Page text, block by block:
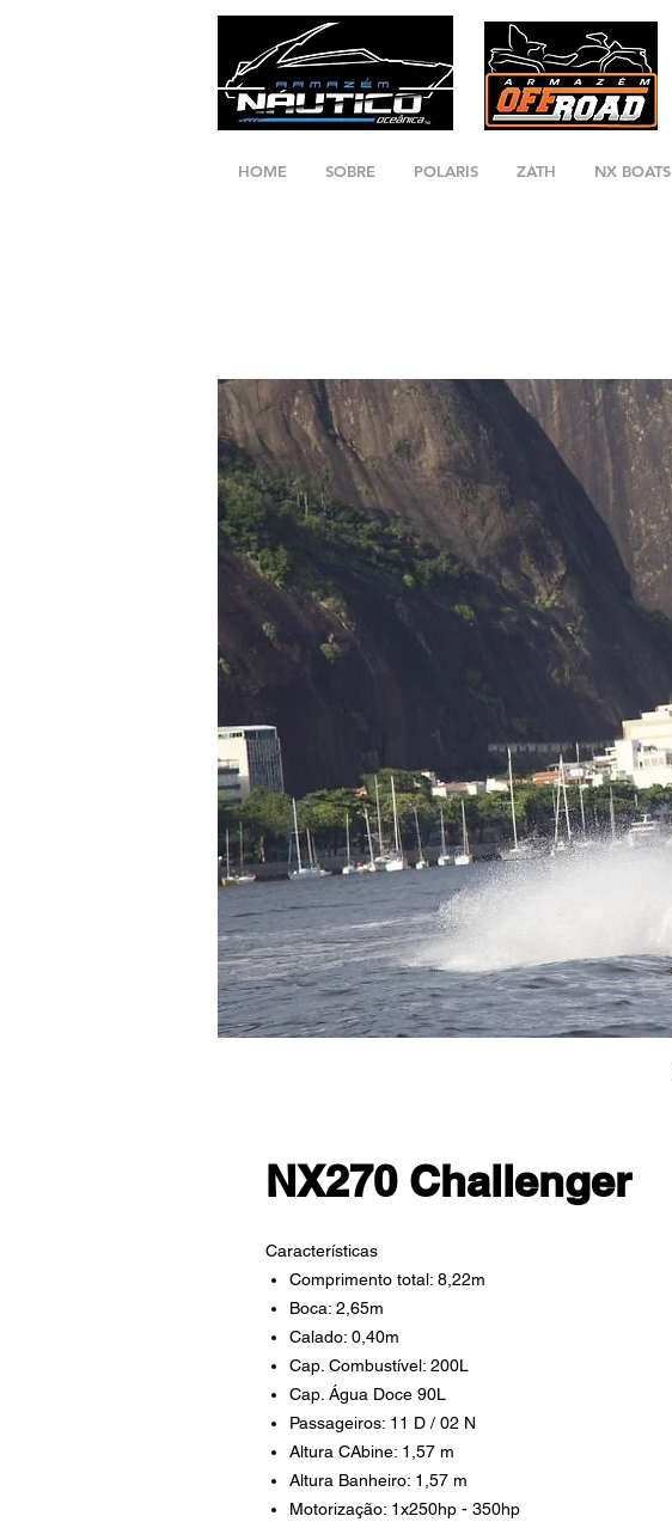
HOME SOBRE POLARIS ZATH NX BOATS
NX270 Challenger
Características
Comprimento total: 8,22m
Boca: 2,65m
Calado: 0,40m
Cap. Combustível: 200L
Cap. Água Doce 90L
Passageiros: 11 D / 02 N
Altura CAbine: 1,57 m
Altura Banheiro: 1,57 m
Motorização: 1x250hp - 350hp